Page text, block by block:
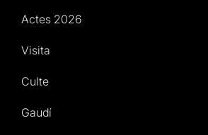
Actes 2026
Visita
Culte
Gaudí